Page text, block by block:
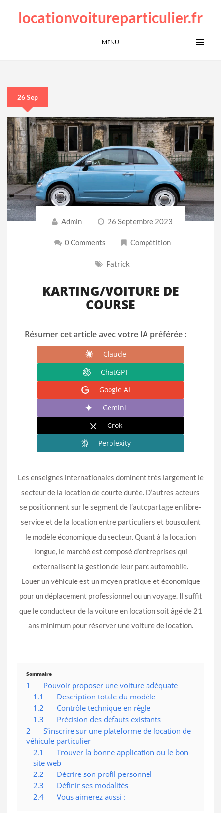
locationvoitureparticulier.fr
MENU
26 Sep
Admin 26 Septembre 2023
0 Comments Compétition
Patrick
KARTING/VOITURE DE
COURSE
Résumer cet article avec votre IA préférée :
Claude
ChatGPT
Google AI
Gemini
Grok
Perplexity
Les enseignes internationales dominent très largement le
secteur de la location de courte durée. D’autres acteurs
se positionnent sur le segment de l’autopartage en libre-
service et de la location entre particuliers et bousculent
le modèle économique du secteur. Quant à la location
longue, le marché est composé d’entreprises qui
externalisent la gestion de leur parc automobile.
Louer un véhicule est un moyen pratique et économique
pour un déplacement professionnel ou un voyage. Il suffit
que le conducteur de la voiture en location soit âgé de 21
ans minimum pour réserver une voiture de location.
Sommaire
1
Pouvoir proposer une voiture adéquate
1.1
Description totale du modèle
1.2
Contrôle technique en règle
1.3
Précision des défauts existants
2
S’inscrire sur une plateforme de location de
véhicule particulier
2.1
Trouver la bonne application ou le bon
site web
2.2
Décrire son profil personnel
2.3
Définir ses modalités
2.4
Vous aimerez aussi :